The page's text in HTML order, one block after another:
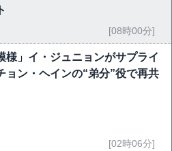
[08時00分]
様」イ・ジュニョンがサプライ
ョン・ヘインの“弟分”役で再共
[02時06分]